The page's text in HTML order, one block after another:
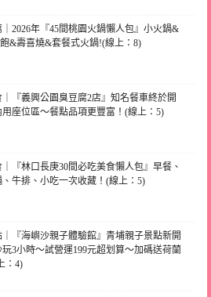
2026年『45間桃園火鍋懶人包』小火鍋&
&壽喜燒&套餐式火鍋!(線上：8)
『義興公園臭豆腐2店』知名餐車終於開
座位區～餐點品項更豐富！(線上：5)
『林口長庚30間必吃美食懶人包』早餐、
牛排、小吃一次收藏！(線上：5)
『海嶼沙親子體驗館』青埔親子景點新開
3小時～試營運199元超划算～加碼送荷蘭
：4)